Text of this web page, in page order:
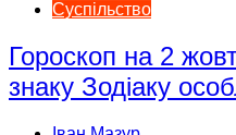
Суспільство
Гороскоп на 2
знаку Зодіаку